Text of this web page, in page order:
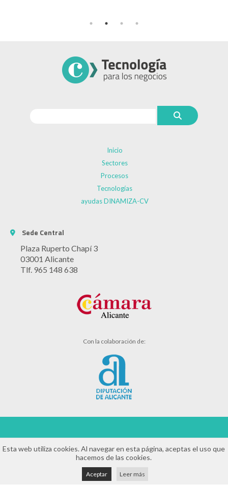
Inicio
Sectores
Procesos
Tecnologías
ayudas DINAMIZA-CV
Sede Central
Plaza Ruperto Chapí 3
03001 Alicante
Tlf. 965 148 638
Con la colaboración de:
Aviso legal
Política de privacidad
Esta web utiliza cookies. Al navegar en esta página, aceptas el uso que
hacemos de las cookies.
Aceptar Leer más